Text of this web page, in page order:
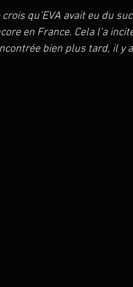
crois qu’EVA avait eu du
en France. Cela l’a
bien plus tard, il y